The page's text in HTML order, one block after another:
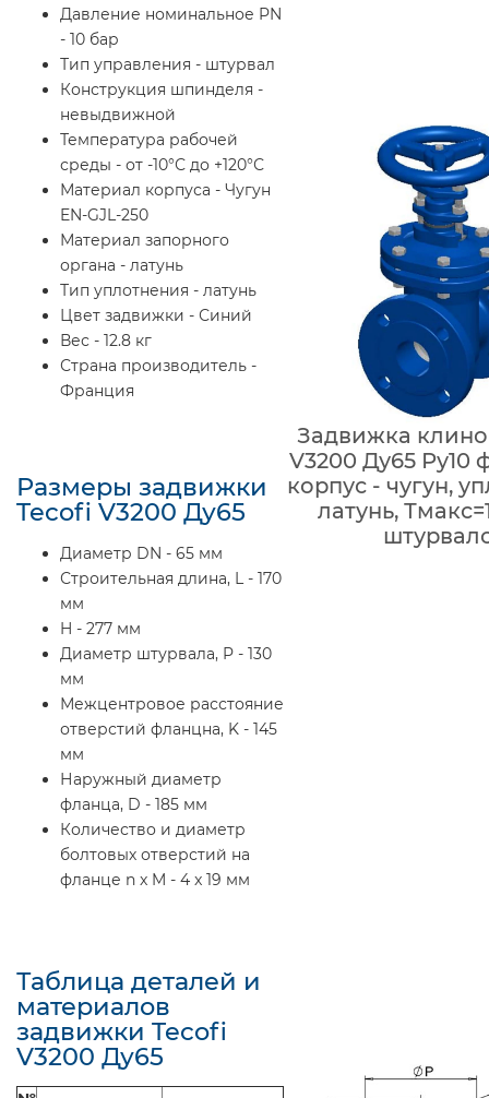
Давление номинальное PN
- 10 бар
Тип управления - штурвал
Конструкция шпинделя -
невыдвижной
Температура рабочей
среды - от -10°С до +120°С
Материал корпуса - Чугун
EN-GJL-250
Материал запорного
органа - латунь
Тип уплотнения - латунь
Цвет задвижки - Синий
Вес - 12.8 кг
Страна производитель -
Франция
Размеры задвижки
Tecofi V3200 Ду65
Диаметр DN - 65 мм
Строительная длина, L - 170
мм
H - 277 мм
Диаметр штурвала, P - 130
мм
Межцентровое расстояние
отверстий фланцна, K - 145
мм
Наружный диаметр
фланца, D - 185 мм
Количество и диаметр
болтовых отверстий на
фланце n x M - 4 x 19 мм
Задвижка
V3200 Ду65 Ру10
корпус - чугун,
латунь,
Таблица деталей и
материалов
задвижки Tecofi
V3200 Ду65